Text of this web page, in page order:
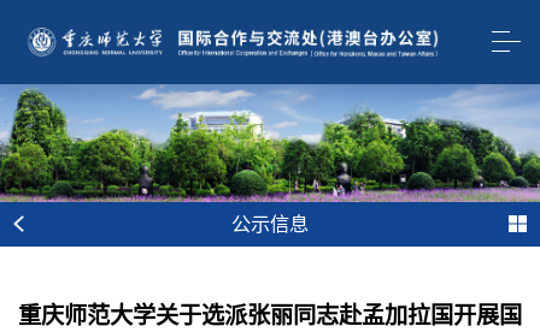
公示信息
重庆师范大学关于选派张丽同志赴孟加拉国开展国